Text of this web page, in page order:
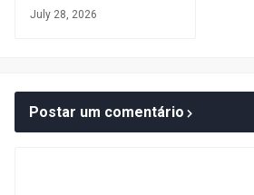
July 28, 2026
Postar um comentário